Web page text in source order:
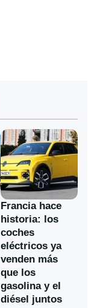
Francia hace
historia: los
coches
eléctricos ya
venden más
que los
gasolina y el
diésel juntos